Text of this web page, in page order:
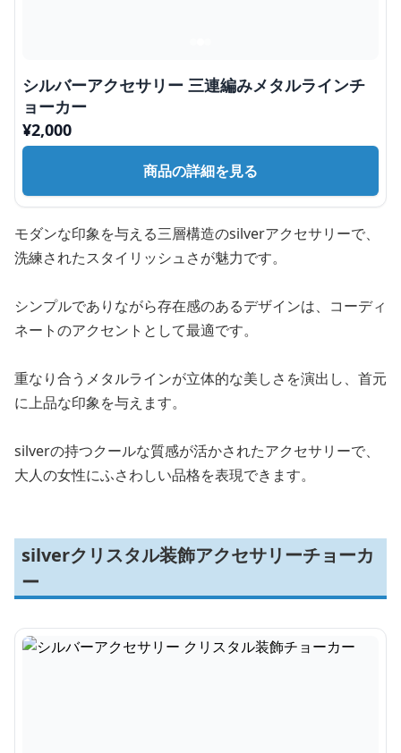
シルバーアクセサリー 三連編みメタルラインチ
ョーカー
¥2,000
商品の詳細を見る
モダンな印象を与える三層構造のsilverアクセサリーで、
洗練されたスタイリッシュさが魅力です。
シンプルでありながら存在感のあるデザインは、コーディ
ネートのアクセントとして最適です。
重なり合うメタルラインが立体的な美しさを演出し、首元
に上品な印象を与えます。
silverの持つクールな質感が活かされたアクセサリーで、
大人の女性にふさわしい品格を表現できます。
silverクリスタル装飾アクセサリーチョーカ
ー